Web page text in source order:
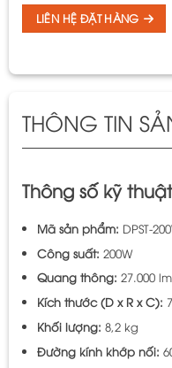
LIÊN HỆ ĐẶT HÀNG
THÔNG TIN
Thông số kỹ thuật
Mã sản phẩm: DPST-
Công suất: 200W
Quang thông: 27.000 lm
Kích thước (D x R x C):
Khối lượng: 8,2 kg
Đường kính khớp nối: